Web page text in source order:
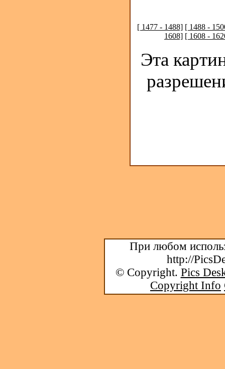
[ 1477 - 1488] [ 1488 -
1608] [ 1608 -
Эта
При любом
http://
© Copyright. Pics
Copyright Info